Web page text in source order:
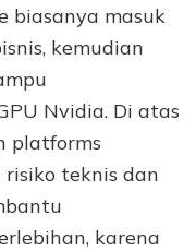
biasanya masuk
kemudian
Nvidia. Di atas
platforms
teknis dan
karena